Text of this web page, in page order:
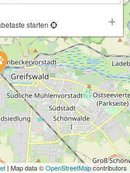
starten
| Map data ©OpenStreetMapcontributors